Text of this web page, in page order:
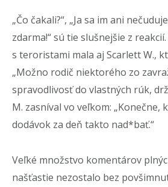
„Čo čakali?“, „Ja sa im ani
zdarma!“ sú tie slušnejšie z
s teroristami mala aj Scarlett W.,
„Možno rodič niektorého zo
spravodlivosť do vlastných rúk,
M. zasníval vo veľkom: „Konečne,
dodávok za deň takto nad*bať.“
Veľké množstvo komentárov
našťastie nezostalo bez